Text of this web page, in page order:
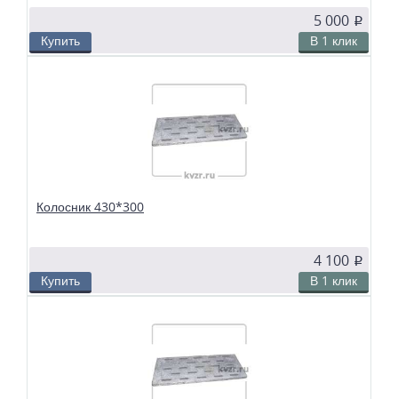
5 000 p
Купить В 1 клик
твердотопливных водогрейных и паровых котлов. Чтобы поддерживать в
топке устойчивый слой горящего топлива, дров, угля или брикетов, из
колосников собираются колосниковые решетки.
Колосник 430*300
4 100 p
Купить В 1 клик
твердотопливных водогрейных и паровых котлов. Чтобы поддерживать в
топке устойчивый слой горящего топлива, дров, угля или брикетов, из
колосников собираются колосниковые решетки.